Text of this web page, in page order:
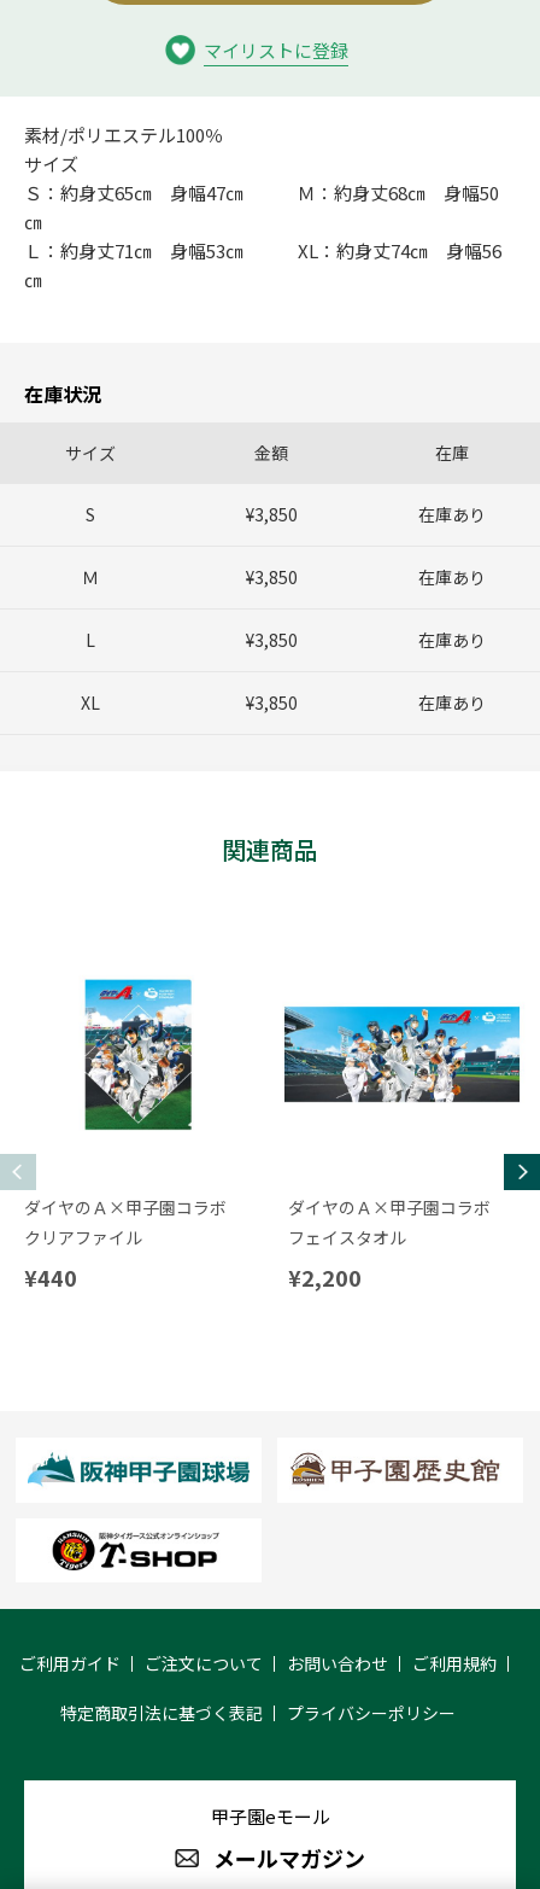
マイリストに登録
素材/ポリエステル100％
サイズ
Ｓ：約身丈65㎝ 身幅47㎝ Ｍ：約身丈68㎝ 身幅50
㎝
Ｌ：約身丈71㎝ 身幅53㎝ XL：約身丈74㎝ 身幅56
㎝
在庫状況
サイズ 金額 在庫
S ¥3,850 在庫あり
Ｍ ¥3,850 在庫あり
L ¥3,850 在庫あり
XL ¥3,850 在庫あり
関連商品
ダイヤのＡ×甲子園コラボ
クリアファイル
¥440
ダイヤのＡ×甲子園コラボ
フェイスタオル
¥2,200
ご利用ガイド ご注文について お問い合わせ ご利用規約
特定商取引法に基づく表記 プライバシーポリシー
甲子園eモール
メールマガジン